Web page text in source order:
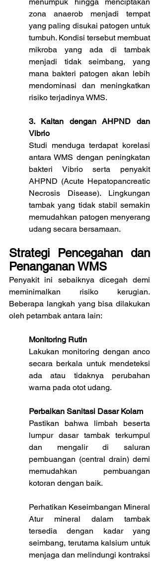
zona anaerob menjadi tempat
yang paling disukai patogen untuk
tumbuh. Kondisi tersebut membuat
mikroba yang ada di tambak
menjadi tidak seimbang, yang
mana bakteri patogen akan lebih
mendominasi dan meningkatkan
risiko terjadinya WMS.
3. Kaitan dengan AHPND dan
Vibrio
Studi menduga terdapat korelasi
antara WMS dengan peningkatan
bakteri Vibrio serta penyakit
AHPND (Acute Hepatopancreatic
Necrosis Disease). Lingkungan
tambak yang tidak stabil semakin
memudahkan patogen menyerang
udang secara bersamaan.
Strategi Pencegahan dan
Penanganan WMS
Penyakit ini sebaiknya dicegah demi
meminimalkan risiko kerugian.
Beberapa langkah yang bisa dilakukan
oleh petambak antara lain:
Monitoring Rutin
Lakukan monitoring dengan anco
secara berkala untuk mendeteksi
ada atau tidaknya perubahan
warna pada otot udang.
Perbaikan Sanitasi Dasar Kolam
Pastikan bahwa limbah beserta
lumpur dasar tambak terkumpul
dan mengalir di saluran
pembuangan (central drain) demi
memudahkan pembuangan
kotoran dengan baik.
Perhatikan Keseimbangan Mineral
Atur mineral dalam tambak
tersedia dengan kadar yang
seimbang, terutama kalsium untuk
menjaga dan melindungi kontraksi